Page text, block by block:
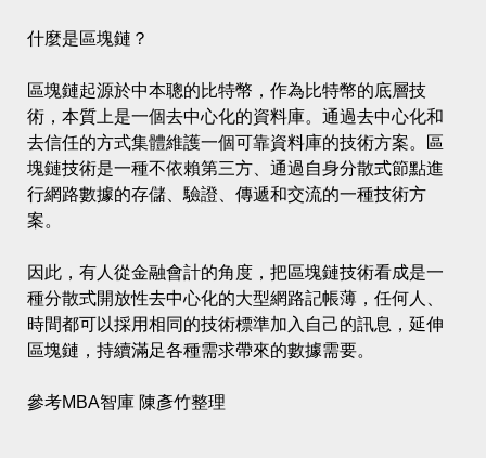
什麼是區塊鏈？
區塊鏈起源於中本聰的比特幣，作為比特幣的底層技
術，本質上是一個去中心化的資料庫。通過去中心化和
去信任的方式集體維護一個可靠資料庫的技術方案。區
塊鏈技術是一種不依賴第三方、通過自身分散式節點進
行網路數據的存儲、驗證、傳遞和交流的一種技術方
案。
因此，有人從金融會計的角度，把區塊鏈技術看成是一
種分散式開放性去中心化的大型網路記帳薄，任何人、
時間都可以採用相同的技術標準加入自己的訊息，延伸
區塊鏈，持續滿足各種需求帶來的數據需要。
參考MBA智庫 陳彥竹整理